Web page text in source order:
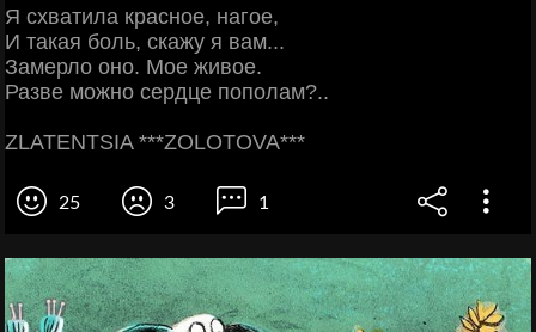
Я схватила красное, нагое,
И такая боль, скажу я вам...
Замерло оно. Мое живое.
Разве можно сердце пополам?..
ZLATENTSIA ***ZOLOTOVA***
25 3 1